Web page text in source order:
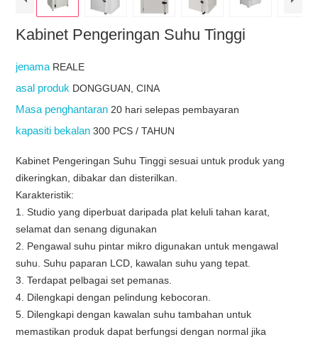
Kabinet Pengeringan Suhu Tinggi
jenama REALE
asal produk DONGGUAN, CINA
Masa penghantaran 20 hari selepas pembayaran
kapasiti bekalan300 PCS / TAHUN
Kabinet Pengeringan Suhu Tinggi sesuai untuk produk yang
dikeringkan, dibakar dan disterilkan.
Karakteristik:
1. Studio yang diperbuat daripada plat keluli tahan karat,
selamat dan senang digunakan
2. Pengawal suhu pintar mikro digunakan untuk mengawal
suhu. Suhu paparan LCD, kawalan suhu yang tepat.
3. Terdapat pelbagai set pemanas.
4. Dilengkapi dengan pelindung kebocoran.
5. Dilengkapi dengan kawalan suhu tambahan untuk
memastikan produk dapat berfungsi dengan normal jika